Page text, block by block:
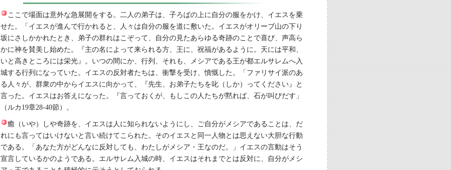
ここで場面は意外な急展開をする。二人の弟子は、子ろばの上に自分の服をかけ、イエスを乗
せた。「イエスが進んで行かれると、人々は自分の服を道に敷いた。イエスがオリーブ山の下り
坂にさしかかれたとき、弟子の群れはこぞって、自分の見たあらゆる奇跡のことで喜び、声高ら
かに神を賛美し始めた。『主の名によって来られる方、王に、祝福があるように。天には平和、
いと高きところには栄光』。いつの間にか、行列、それも、メシアである王が都エルサレムへ入
城する行列になっていた。イエスの反対者たちは、衝撃を受け、憤慨した。「ファリサイ派のあ
る人々が、群衆の中からイエスに向かって、『先生、お弟子たちを叱（しか）ってください』と
言った。イエスはお答えになった。『言っておくが、もしこの人たちが黙れば、石が叫びだす」
（ルカ19章28-40節）。
癒（いや）しや奇跡を、イエスは人に知られないようにし、ご自分がメシアであることは、だ
れにも言ってはいけないと言い続けてこられた。そのイエスと同一人物とは思えない大胆な行動
である。「あなた方がどんなに反対しても、わたしがメシア・王なのだ。」イエスの言動はそう
宣言しているかのようである。エルサレム入城の時、イエスはそれまでとは反対に、自分がメシ